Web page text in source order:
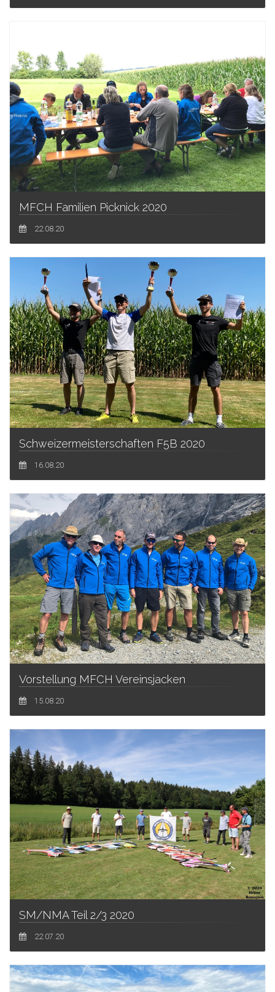
MFCH Familien Picknick 2020
22.08.20
Schweizermeisterschaften F5B 2020
16.08.20
Vorstellung MFCH Vereinsjacken
15.08.20
SM/NMA Teil 2/3 2020
22.07.20